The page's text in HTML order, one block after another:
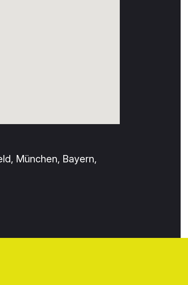
München, Bayern,